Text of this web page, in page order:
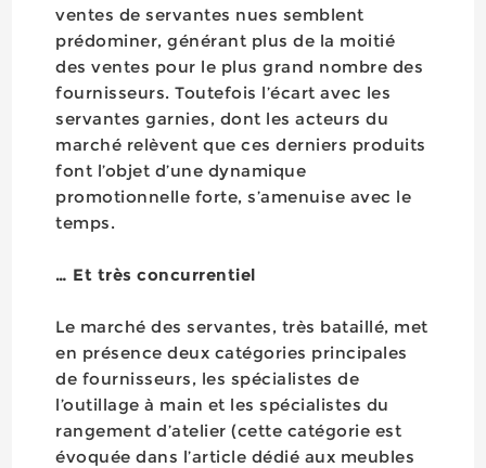
ventes de servantes nues semblent
prédominer, générant plus de la moitié
des ventes pour le plus grand nombre des
fournisseurs. Toutefois l’écart avec les
servantes garnies, dont les acteurs du
marché relèvent que ces derniers produits
font l’objet d’une dynamique
promotionnelle forte, s’amenuise avec le
temps.
… Et très concurrentiel
Le marché des servantes, très bataillé, met
en présence deux catégories principales
de fournisseurs, les spécialistes de
l’outillage à main et les spécialistes du
rangement d’atelier (cette catégorie est
évoquée dans l’article dédié aux meubles